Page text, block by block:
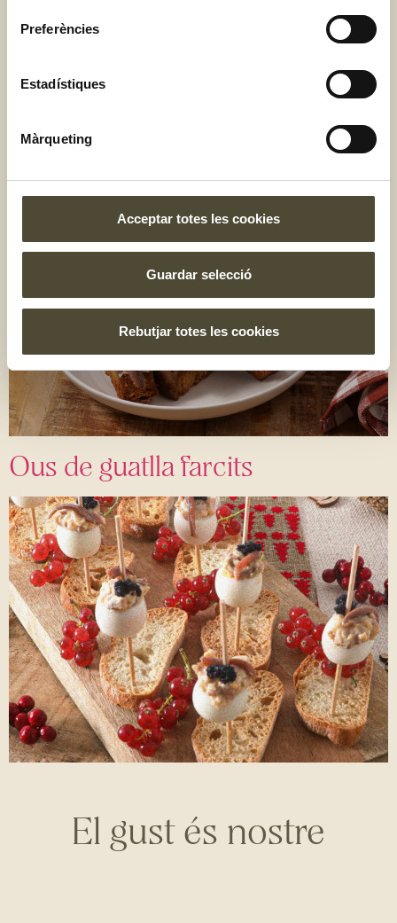
Preferències
Estadístiques
Màrqueting
Acceptar totes les cookies
Guardar selecció
Rebutjar totes les cookies
bastonets d’anxoves
Ous de guatlla farcits
El gust és nostre